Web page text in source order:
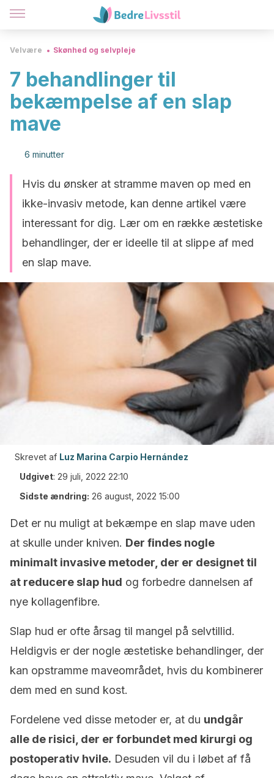
Velvære Skønhed og selvpleje
7 behandlinger til
bekæmpelse af en slap
mave
6 minutter
Hvis du ønsker at stramme maven op med en
ikke-invasiv metode, kan denne artikel være
interessant for dig. Lær om en række æstetiske
behandlinger, der er ideelle til at slippe af med
en slap mave.
Skrevet af Luz Marina Carpio Hernández
Udgivet: 29 juli, 2022 22:10
Sidste ændring: 26 august, 2022 15:00
Det er nu muligt at bekæmpe en slap mave uden
at skulle under kniven. Der findes nogle
minimalt invasive metoder, der er designet til
at reducere slap hud og forbedre dannelsen af
nye kollagenfibre.
Slap hud er ofte årsag til mangel på selvtillid.
Heldigvis er der nogle æstetiske behandlinger, der
kan opstramme maveområdet, hvis du kombinerer
dem med en sund kost.
Fordelene ved disse metoder er, at du undgår
alle de risici, der er forbundet med kirurgi og
postoperativ hvile. Desuden vil du i løbet af få